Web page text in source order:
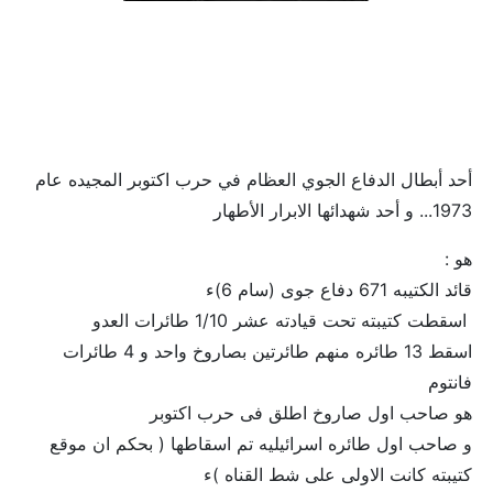
أحد أبطال الدفاع الجوي العظام في حرب اكتوبر المجيده عام
1973... و أحد شهدائها الابرار الأطهار
هو :
قائد الكتيبه 671 دفاع جوى (سام 6)ء
اسقطت كتيبته تحت قيادته عشر 1/10 طائرات العدو
اسقط 13 طائره منهم طائرتين بصاروخ واحد و 4 طائرات
فانتوم
هو صاحب اول صاروخ اطلق فى حرب اكتوبر
و صاحب اول طائره اسرائيليه تم اسقاطها ( بحكم ان موقع
كتيبته كانت الاولى على شط القناه )ء